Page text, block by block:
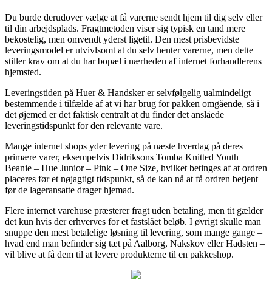
Du burde derudover vælge at få varerne sendt hjem til dig selv eller
til din arbejdsplads. Fragtmetoden viser sig typisk en tand mere
bekostelig, men omvendt yderst ligetil. Den mest prisbevidste
leveringsmodel er utvivlsomt at du selv henter varerne, men dette
stiller krav om at du har bopæl i nærheden af internet forhandlerens
hjemsted.
Leveringstiden på Huer & Handsker er selvfølgelig ualmindeligt
bestemmende i tilfælde af at vi har brug for pakken omgående, så i
det øjemed er det faktisk centralt at du finder det anslåede
leveringstidspunkt for den relevante vare.
Mange internet shops yder levering på næste hverdag på deres
primære varer, eksempelvis Didriksons Tomba Knitted Youth
Beanie – Hue Junior – Pink – One Size, hvilket betinges af at ordren
placeres før et nøjagtigt tidspunkt, så de kan nå at få ordren betjent
før de lageransatte drager hjemad.
Flere internet varehuse præsterer fragt uden betaling, men tit gælder
det kun hvis der erhverves for et fastslået beløb. I øvrigt skulle man
snuppe den mest betalelige løsning til levering, som mange gange –
hvad end man befinder sig tæt på Aalborg, Nakskov eller Hadsten –
vil blive at få dem til at levere produkterne til en pakkeshop.